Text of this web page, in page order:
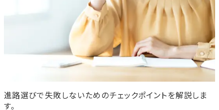
進路選びで失敗しないためのチェックポイントを解説しま
す。